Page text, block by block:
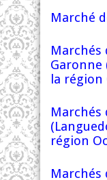
Marché
Marchés
Garonne
la
Marchés
région
Marchés